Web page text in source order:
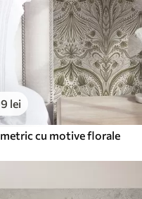
lei
cu motive florale